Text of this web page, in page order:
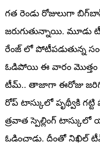
గత రెండు రోజులుగా బిగ్‏బాస్ హౌస్‏లో వరుస పెట్టి టాస్కులు
జరుగుతున్నాయి. మూడు
రేంజ్ లో పోటీపడుతున్న
ఓడిపోయి ఈ వారం మొత్తం
టీమ్.. తాజాగా ఈరోజు
రోప్ టాస్కులో పృథ్వీకి
త్రవాత స్పెల్లింగ్ టాస్కులో
ఓడించాడు. దీంతో నిఖిల్